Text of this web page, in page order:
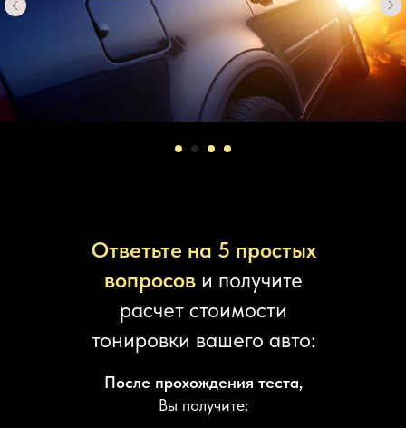
После прохождения теста,
Вы получите:
Ответьте на 5 простых
вопросов и получите
расчет стоимости
тонировки вашего авто: